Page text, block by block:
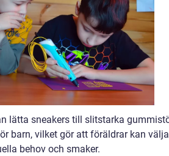
lätta sneakers till slitstarka
barn, vilket gör att föräldrar kan
behov och smaker.